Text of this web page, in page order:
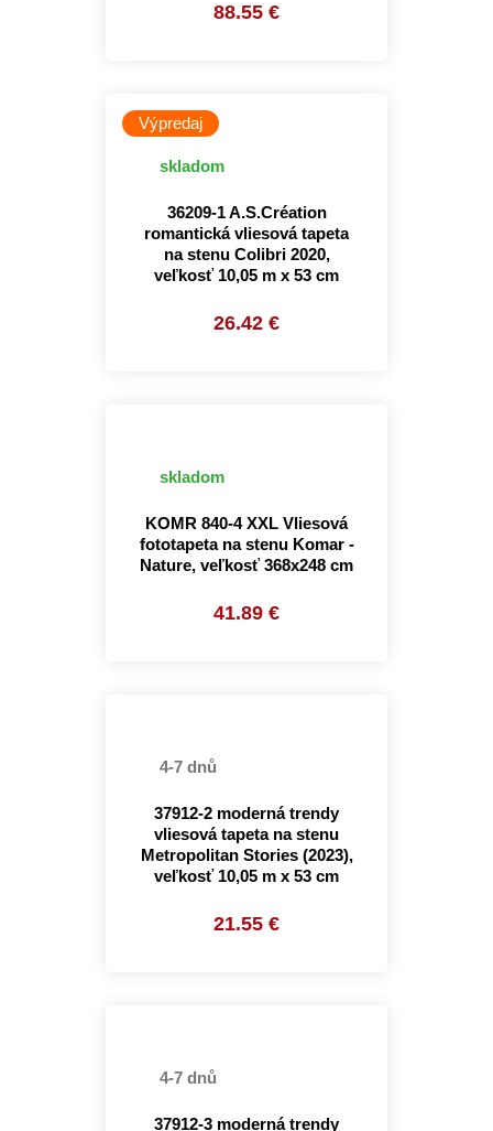
88.55 €
Výpredaj
skladom
36209-1 A.S.Création
romantická vliesová tapeta
na stenu Colibri 2020,
veľkosť 10,05 m x 53 cm
26.42 €
skladom
KOMR 840-4 XXL Vliesová
fototapeta na stenu Komar -
Nature, veľkosť 368x248 cm
41.89 €
4-7 dnů
37912-2 moderná trendy
vliesová tapeta na stenu
Metropolitan Stories (2023),
veľkosť 10,05 m x 53 cm
21.55 €
4-7 dnů
37912-3 moderná trendy